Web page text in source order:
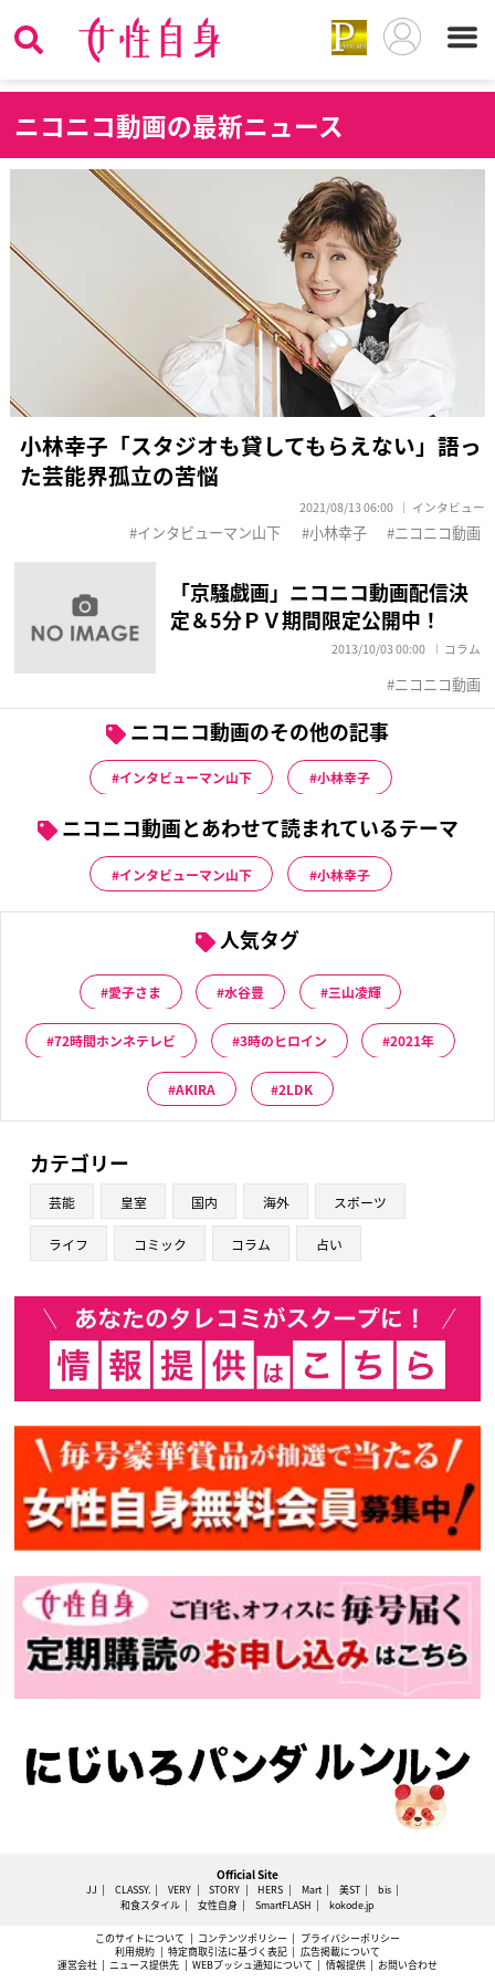
ニコニコ動画の最新ニュース
小林幸子「スタジオも貸してもらえない」語っ
た芸能界孤立の苦悩
2021/08/13 06:00 インタビュー
インタビューマン山下 小林幸子 ニコニコ動画
「京騒戯画」ニコニコ動画配信決
定＆5分ＰＶ期間限定公開中！
2013/10/03 00:00 コラム
ニコニコ動画
ニコニコ動画のその他の記事
インタビューマン山下 小林幸子
ニコニコ動画とあわせて読まれているテーマ
インタビューマン山下 小林幸子
人気タグ
愛子さま 水谷豊 三山凌輝
72時間ホンネテレビ 3時のヒロイン 2021年
AKIRA 2LDK
カテゴリー
芸能 皇室 国内 海外 スポーツ
ライフ コミック コラム 占い
Official Site
JJ CLASSY. VERY STORY HERS Mart 美ST
bis
和食スタイル
女性自身 SmartFLASH kokode.jp
このサイトについて コンテンツポリシー
プライバシーポリシー
利用規約
特定商取引法に基づく表記
広告掲載について
運営会社
ニュース提供先 WEBプッシュ通知について 情報提供 お問い合わせ